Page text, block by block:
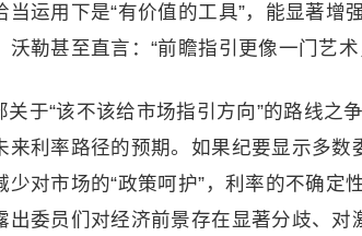
当运用下是“有价值的工具”，能显著增
沃勒甚至直言：“前瞻指引更像一门艺
于“该不该给市场指引方向”的路线之
来利率路径的预期。如果纪要显示多数
对市场的“政策呵护”，利率的不确定
出委员们对经济前景存在显著分歧、对